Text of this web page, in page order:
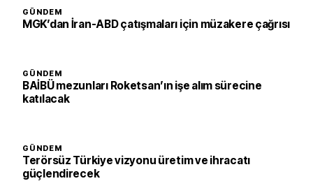
GÜNDEM
MGK’dan İran-ABD çatışmaları için müzakere çağrısı
GÜNDEM
BAİBÜ mezunları Roketsan’ın işe alım sürecine
katılacak
GÜNDEM
Terörsüz Türkiye vizyonu üretim ve ihracatı
güçlendirecek